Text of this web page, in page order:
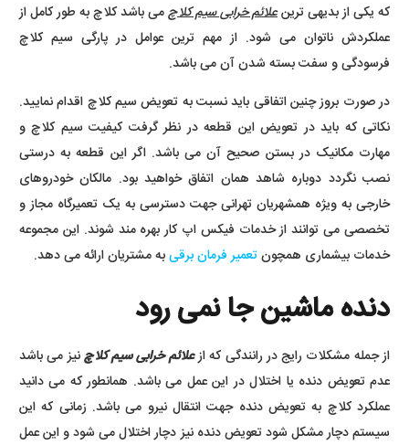
که یکی از بدیهی ترینعلائم خرابی سیم کلاچمی باشد کلاچ به طور کامل از
عملکردش ناتوان می شود. از مهم ترین عوامل در پارگی سیم کلاچ
فرسودگی و سفت بسته شدن آن می باشد.
در صورت بروز چنین اتفاقی باید نسبت به تعویض سیم کلاچ اقدام نمایید.
نکاتی که باید در تعویض این قطعه در نظر گرفت کیفیت سیم کلاچ و
مهارت مکانیک در بستن صحیح آن می باشد. اگر این قطعه به درستی
نصب نگردد دوباره شاهد همان اتفاق خواهید بود. مالکان خودروهای
خارجی به ویژه همشهریان تهرانی جهت دسترسی به یک تعمیرگاه مجاز و
تخصصی می توانند از خدمات فیکس اپ کار بهره مند شوند. این مجموعه
خدمات بیشماری همچونتعمیر فرمان برقیبه مشتریان ارائه می دهد.
دنده ماشین جا نمی رود
از جمله مشکلات رایج در رانندگی که ازعلائم خرابی سیم کلاچنیز می باشد
عدم تعویض دنده یا اختلال در این عمل می باشد. همانطور که می دانید
عملکرد کلاچ به تعویض دنده جهت انتقال نیرو می باشد. زمانی که این
سیستم دچار مشکل شود تعویض دنده نیز دچار اختلال می شود و این عمل